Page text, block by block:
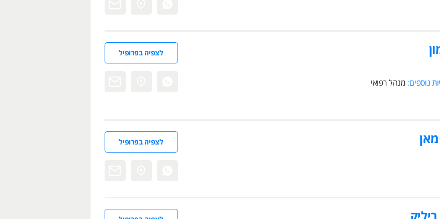
נוספים: מנהל רפואי
לצפיה בפרופיל
לצפיה בפרופיל